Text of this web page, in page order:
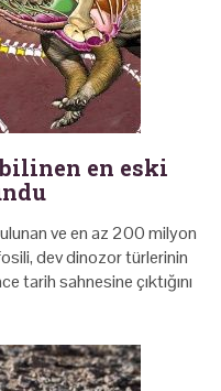
en eski
ve en az 200 milyon
dev dinozor türlerinin
tarih sahnesine çıktığını